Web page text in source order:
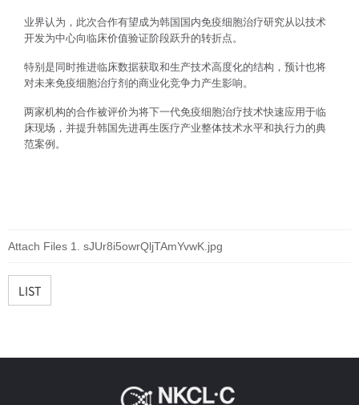
业界认为，此次合作有望成为韩国国内免疫细胞治疗研究从以技术
开发为中心向临床价值验证阶段跃升的转折点。
特别是同时推进临床数据获取和生产技术高度化的结构，预计也将
对未来免疫细胞治疗剂的商业化竞争力产生影响。
两家机构的合作被评价为将下一代免疫细胞治疗技术快速应用于临
床现场，并提升韩国先进再生医疗产业整体技术水平和执行力的典
范案例。
Attach Files sJUr8i5owrQljTAmYvwK.jpg
LIST